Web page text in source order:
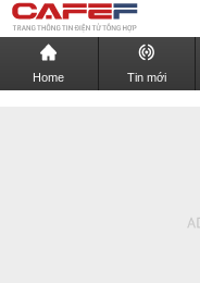
Home Tin mới